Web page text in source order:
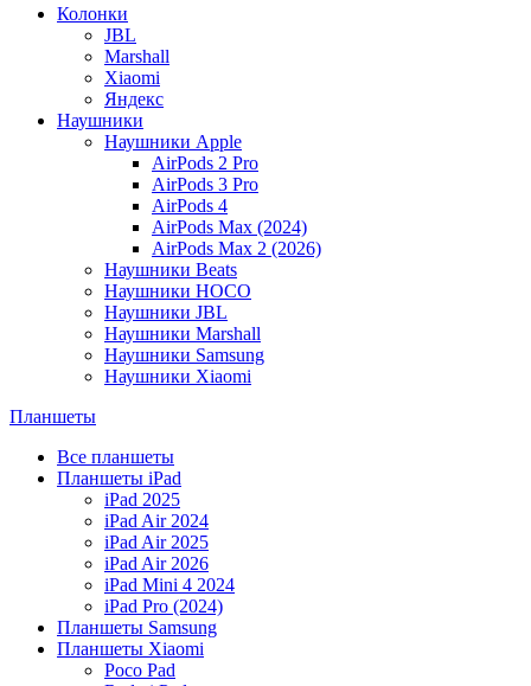
Колонки
JBL
Marshall
Xiaomi
Яндекс
Наушники
Наушники Apple
AirPods 2 Pro
AirPods 3 Pro
AirPods 4
AirPods Max (2024)
AirPods Max 2 (2026)
Наушники Beats
Наушники HOCO
Наушники JBL
Наушники Marshall
Наушники Samsung
Наушники Xiaomi
Планшеты
Все планшеты
Планшеты iPad
iPad 2025
iPad Air 2024
iPad Air 2025
iPad Air 2026
iPad Mini 4 2024
iPad Pro (2024)
Планшеты Samsung
Планшеты Xiaomi
Poco Pad